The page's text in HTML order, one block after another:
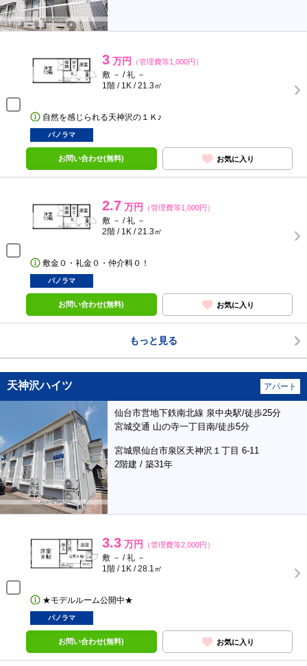
3 万円 （管理費等1,000円）
敷 － / 礼 －
1階 / 1K / 21.3㎡
自然を感じられる天神沢の１Ｋ♪
パノラマ
お問い合わせ(無料) お気に入り
2.7 万円 （管理費等1,000円）
敷 － / 礼 －
2階 / 1K / 21.3㎡
敷金０・礼金０・仲介料０！
パノラマ
お問い合わせ(無料) お気に入り
もっと見る
天神沢ハイツ アパート
仙台市営地下鉄南北線 泉中央駅/徒歩25分
宮城交通 山の寺一丁目南/徒歩5分
宮城県仙台市泉区天神沢１丁目 6-11
2階建 / 築31年
3.3 万円 （管理費等2,000円）
敷 － / 礼 －
1階 / 1K / 28.1㎡
★モデルルーム公開中★
パノラマ
お問い合わせ(無料) お気に入り